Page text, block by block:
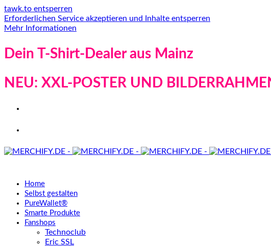
tawk.to entsperren
Erforderlichen Service akzeptieren und Inhalte entsperren
Mehr Informationen
Dein T-Shirt-Dealer aus Mainz
NEU: XXL-POSTER UND
Home
Selbst gestalten
PureWallet®
Smarte Produkte
Fanshops
Technoclub
Eric SSL